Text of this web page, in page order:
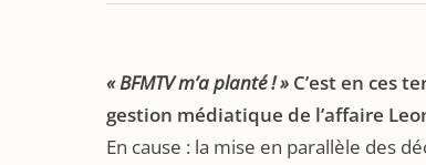
HOLLANDE ET LA GAUCHE CONTRE LES
« BFMTV m’a planté ! » C’est en ces
gestion médiatique de l’affaire
En cause : la mise en parallèle des